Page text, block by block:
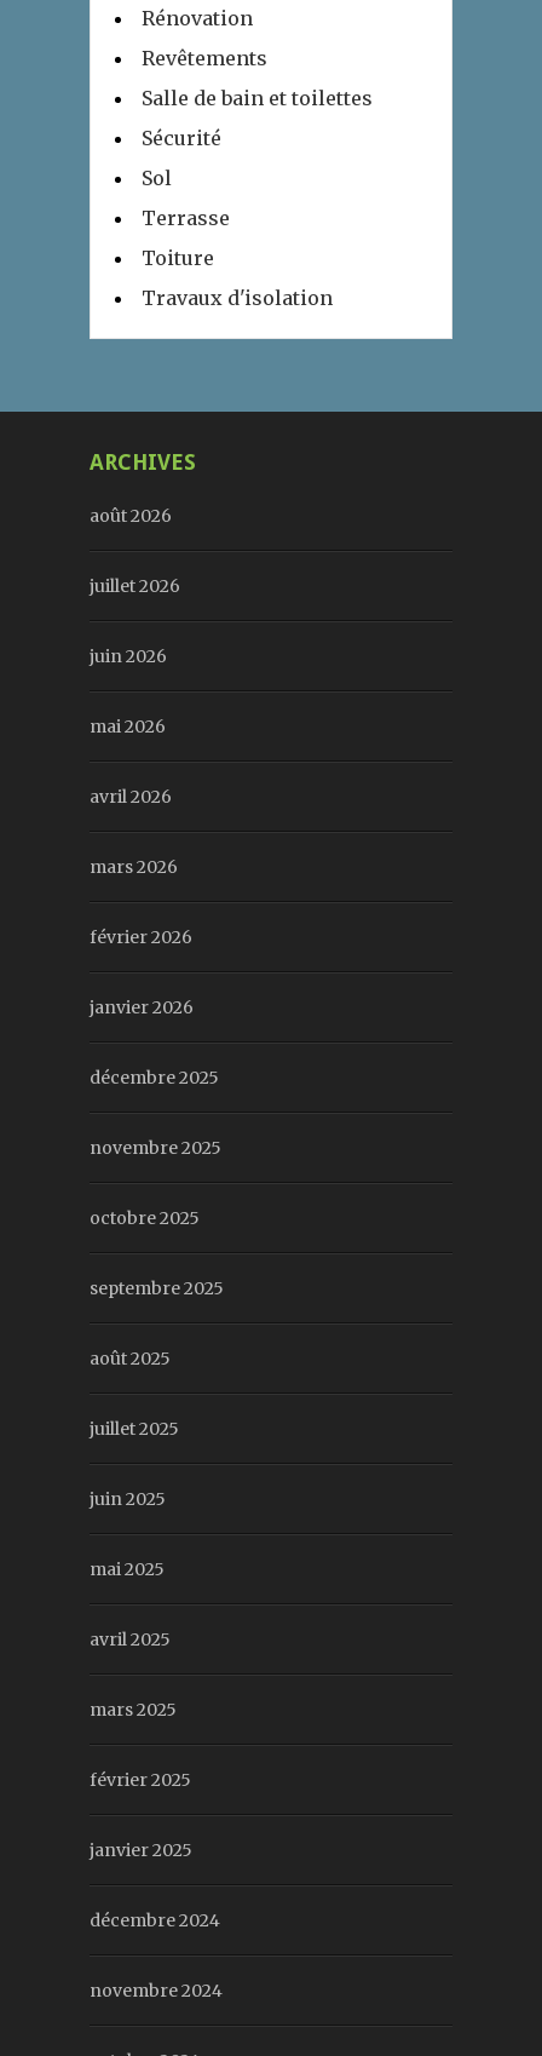
Rénovation
Revêtements
Salle de bain et toilettes
Sécurité
Sol
Terrasse
Toiture
Travaux d'isolation
ARCHIVES
août 2026
juillet 2026
juin 2026
mai 2026
avril 2026
mars 2026
février 2026
janvier 2026
décembre 2025
novembre 2025
octobre 2025
septembre 2025
août 2025
juillet 2025
juin 2025
mai 2025
avril 2025
mars 2025
février 2025
janvier 2025
décembre 2024
novembre 2024